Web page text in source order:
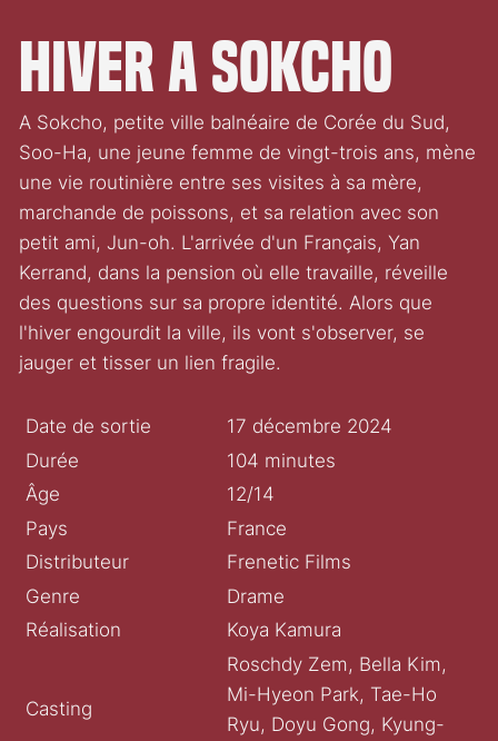
Hiver a Sokcho
A Sokcho, petite ville balnéaire de Corée du Sud,
Soo-Ha, une jeune femme de vingt-trois ans, mène
une vie routinière entre ses visites à sa mère,
marchande de poissons, et sa relation avec son
petit ami, Jun-oh. L'arrivée d'un Français, Yan
Kerrand, dans la pension où elle travaille, réveille
des questions sur sa propre identité. Alors que
l'hiver engourdit la ville, ils vont s'observer, se
jauger et tisser un lien fragile.
Date de sortie
17 décembre 2024
Durée
104 minutes
Âge
12/14
Pays
France
Distributeur
Frenetic Films
Genre
Drame
Réalisation
Koya Kamura
Casting
Roschdy Zem, Bella Kim,
Mi-Hyeon Park, Tae-Ho
Ryu, Doyu Gong, Kyung-